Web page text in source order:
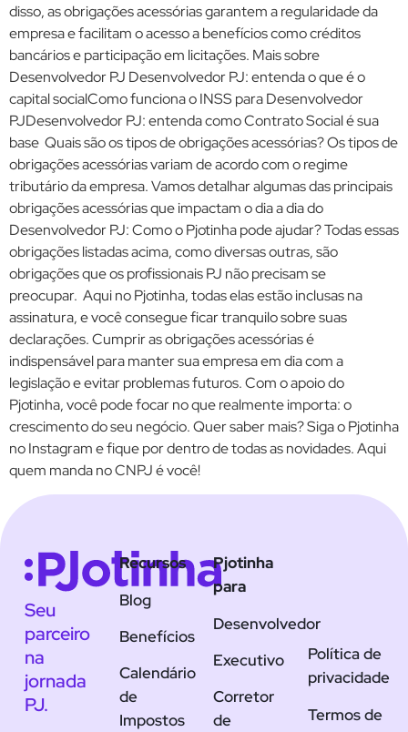
disso, as obrigações acessórias garantem a regularidade da
empresa e facilitam o acesso a benefícios como créditos
bancários e participação em licitações. Mais sobre
Desenvolvedor PJ Desenvolvedor PJ: entenda o que é o
capital socialComo funciona o INSS para Desenvolvedor
PJDesenvolvedor PJ: entenda como Contrato Social é sua
base Quais são os tipos de obrigações acessórias? Os tipos de
obrigações acessórias variam de acordo com o regime
tributário da empresa. Vamos detalhar algumas das principais
obrigações acessórias que impactam o dia a dia do
Desenvolvedor PJ: Como o Pjotinha pode ajudar? Todas essas
obrigações listadas acima, como diversas outras, são
obrigações que os profissionais PJ não precisam se
preocupar. Aqui no Pjotinha, todas elas estão inclusas na
assinatura, e você consegue ficar tranquilo sobre suas
declarações. Cumprir as obrigações acessórias é
indispensável para manter sua empresa em dia com a
legislação e evitar problemas futuros. Com o apoio do
Pjotinha, você pode focar no que realmente importa: o
crescimento do seu negócio. Quer saber mais? Siga o Pjotinha
no Instagram e fique por dentro de todas as novidades. Aqui
quem manda no CNPJ é você!
Seu
parceiro
na
jornada
PJ.
Recursos
Blog
Benefícios
Calendário
de
Impostos
Pjotinha
para
Desenvolvedor
Executivo
Corretor
de
Política de
privacidade
Termos de